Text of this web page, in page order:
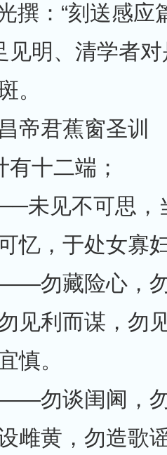
撰：“刻送感应
见明、清学者
。
帝君蕉窗圣训
十二端；
未见不可思，
忆，于处女寡
勿藏险心，
见利而谋，勿
慎。
勿谈闺阃，
雌黄，勿造歌